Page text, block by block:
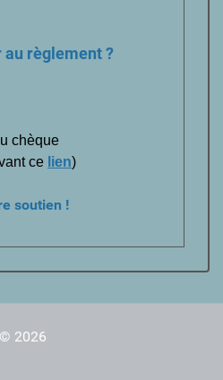
règlement ?
chèque
ce lien)
soutien !
© 2026